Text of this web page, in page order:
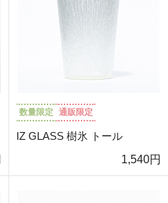
数量限定 通販限定
IZ GLASS 樹氷 トール
1,540円